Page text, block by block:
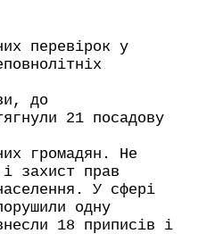
перевірок у
до
21 посадову
громадян. Не
захист прав
У сфері
одну
18 приписів і